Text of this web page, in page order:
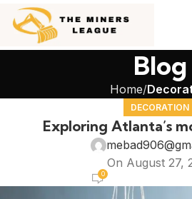
Blog
Home
DECORATION
Exploring Atlanta’s
On August 27,
0